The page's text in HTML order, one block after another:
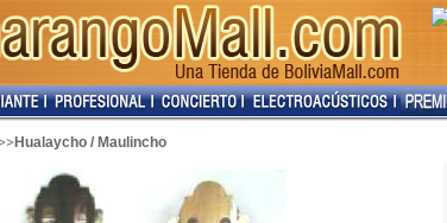
>> Hualaycho / Maulincho